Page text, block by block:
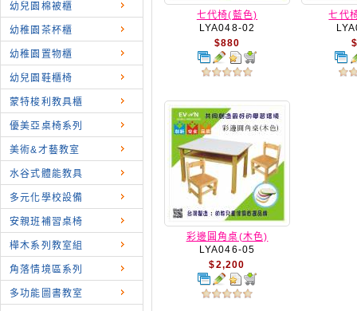
幼兒園棉被櫃
幼稚園茶杯櫃
幼稚園置物櫃
幼兒園鞋櫃椅
蒙特梭利教具櫃
優美亞桌椅系列
美術&才藝教室
水谷式體能教具
多元化學校設備
安親班補習桌椅
樺木系列教室組
角落情境區系列
多功能圖書教室
七代椅(藍色)
LYA048-02
$880
七代
彩邊圓角桌(木色)
LYA046-05
$2,200